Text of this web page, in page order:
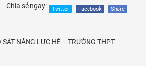
Chia sẻ ngay:
Twitter Facebook Share
SÁT NĂNG LỰC HÈ – TRƯỜNG THPT